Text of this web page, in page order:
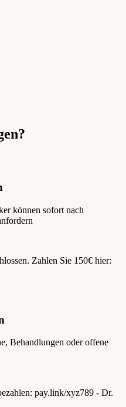
können sofort nach
Zahlen Sie 150€ hier:
Behandlungen oder offene
pay.link/xyz789 - Dr.